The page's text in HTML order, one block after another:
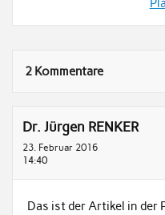
2 Kommentare
Dr. Jürgen RENKER
23. Februar 2016
14:40
Das ist der Artikel in der